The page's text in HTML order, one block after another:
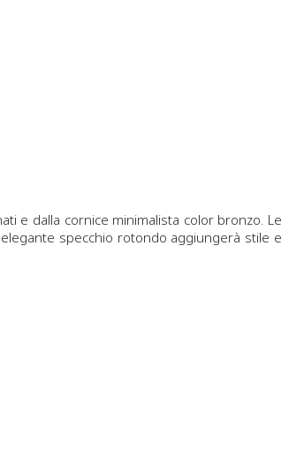
e dalla cornice minimalista color bronzo. Le
specchio rotondo aggiungerà stile e